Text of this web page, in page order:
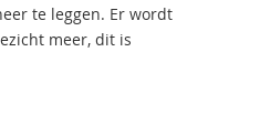
te leggen. Er wordt
meer, dit is